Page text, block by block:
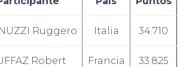
Ruggero Italia 34.710
Robert Francia 33.825